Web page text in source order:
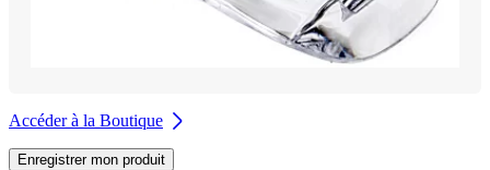
Accéder à la Boutique
Enregistrer mon produit